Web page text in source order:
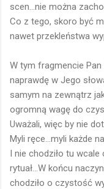
scen...nie można
Co z tego, skoro być
nawet przekleństwa
W tym fragmencie
naprawdę w Jego
samym na zewnątrz
ogromną wagę do
Uważali, więc by nie
Myli ręce...myli każde
I nie chodziło tu
rytuał...W końcu
chodziło o czystość